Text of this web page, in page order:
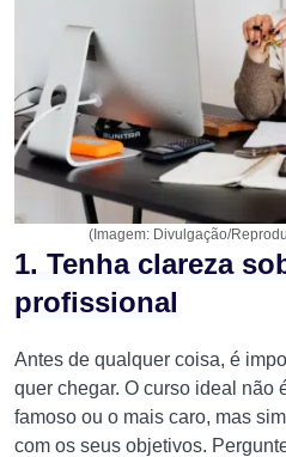
(Imagem: Divulgação/
1. Tenha clareza
profissional
Antes de qualquer coisa, é
quer chegar. O curso ideal não
famoso ou o mais caro, mas
com os seus objetivos.